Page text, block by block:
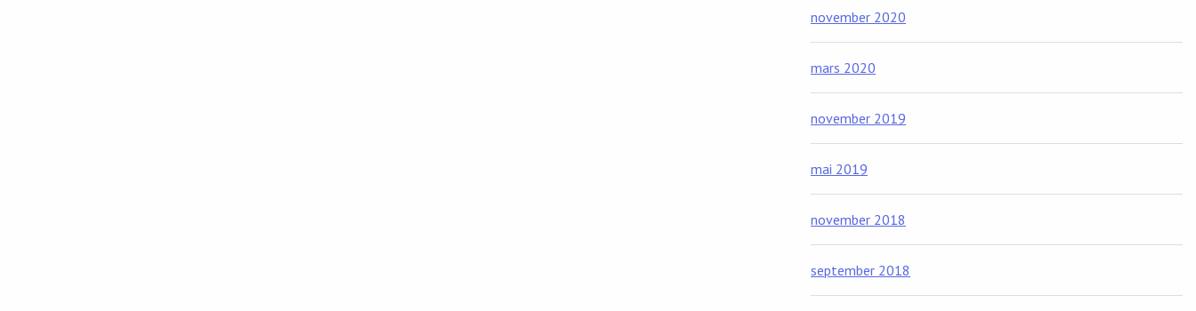
november 2020
mars 2020
november 2019
mai 2019
november 2018
september 2018